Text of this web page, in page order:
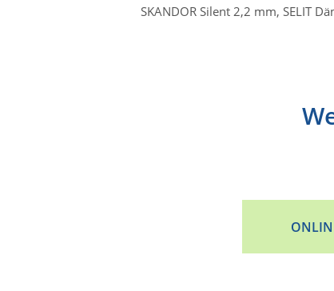
SKANDOR Silent 2,2 mm, SELIT